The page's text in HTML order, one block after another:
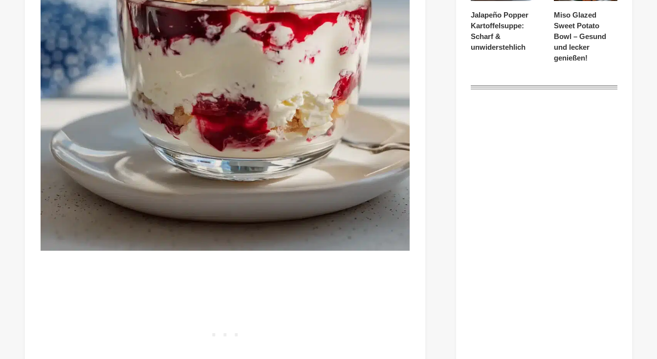
Jalapeño Popper
Kartoffelsuppe:
Scharf &
unwiderstehlich
Miso Glazed
Sweet Potato
Bowl – Gesund
und lecker
genießen!